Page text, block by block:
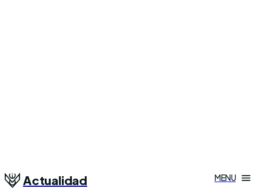
Actualidad MENU